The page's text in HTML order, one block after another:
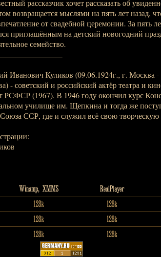
рассказчик хочет рассказать об
возвращается мыслями на пять лет назад,
от свадебной церемонии. За пять
приглашённым на детский новогодний
семейство.
Иванович Куликов (09.06.1924г., г. Москва -
- советский и российский актёр театра и
РСФСР (1967). В 1946 году окончил курс
училище им. Щепкина и тогда же
Союза ССР, где и служил всё свою